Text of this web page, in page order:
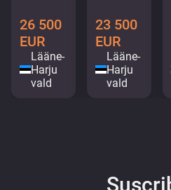
26 500
EUR
Lääne-
Harju
vald
23 500
EUR
Lääne-
Harju
vald